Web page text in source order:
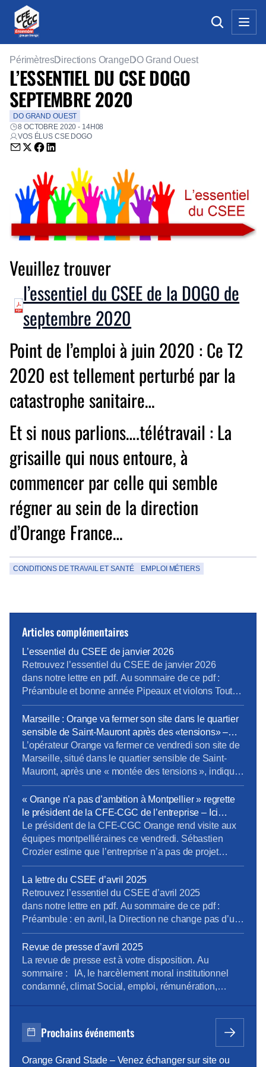
PérimètresDirections Orange DO Grand Ouest
L’ESSENTIEL DU CSE DOGO
SEPTEMBRE 2020
DO GRAND OUEST
8 OCTOBRE 2020 - 14H08
VOS ÉLUS CSE DOGO
Envoyer par email (nouvelle fenêtre)
Partager sur Twitter (nouvelle fenêtre)
Partager sur Facebook (nouvelle fenêtre)
Partager sur LinkedIn (nouvelle fenêtre)
Veuillez trouver
l’essentiel du CSEE de la DOGO de
septembre 2020
Point de l’emploi à juin 2020 : Ce T2
2020 est tellement perturbé par la
catastrophe sanitaire…
Et si nous parlions….télétravail : La
grisaille qui nous entoure, à
commencer par celle qui semble
régner au sein de la direction
d’Orange France…
CONDITIONS DE TRAVAIL ET SANTÉ EMPLOI MÉTIERS
Articles complémentaires
L’essentiel du CSEE de janvier 2026
Retrouvez l’essentiel du CSEE de janvier 2026
dans notre lettre en pdf. Au sommaire de ce pdf :
Préambule et bonne année Pipeaux et violons Tout
va bien madame la marquise Cro-Magnon et
Neandertal Prochain CSEE pour vos élus du 24 au
26 mars.
Marseille : Orange va fermer son site dans le quartier
sensible de Saint-Mauront après des «tensions» –
Europe 1
L’opérateur Orange va fermer ce vendredi son site de
Marseille, situé dans le quartier sensible de Saint-
Mauront, après une « montée des tensions », indique
la direction régionale du groupe. Environ 1.000
personnes travaillent dans ces locaux de la cité
phocéenne. L’entreprise attend « un retour à une
situation apaisée dans le quartier ». […]Les salariés
ont dû être […]
« Orange n’a pas d’ambition à Montpellier » regrette
le président de la CFE-CGC de l’entreprise – Ici
l’Herault
Le président de la CFE-CGC Orange rend visite aux
équipes montpelliéraines ce vendredi. Sébastien
Crozier estime que l’entreprise n’a pas de projet
ambitieux dans la métropole et que les salariés se
sentent oubliés. Sébastien Crozier, président national
de la CFE-CGC Orange est dans l’Hérault ce
vendredi pour rencontrer les 1.500 salariés qui
travaillent à Montpellier. […]
La lettre du CSEE d’avril 2025
Retrouvez l’essentiel du CSEE d’avril 2025
dans notre lettre en pdf. Au sommaire de ce pdf :
Préambule : en avril, la Direction ne change pas d’un
fil. La tension en 2500 pages (enquête du CNPS) Les
médecins alertent …Encore ! (rapport des médecins
du travail) A Caen, un inventaire à la Prévert Atalante
: où sont les […]
Revue de presse d’avril 2025
La revue de presse est à votre disposition. Au
sommaire : IA, le harcèlement moral institutionnel
condamné, climat Social, emploi, rémunération,
s’abonner Vous pouvez lire les articles au fil de leur
publication en rubrique Revue de presse, mais aussi
Prochains événements
Orange Grand Stade – Venez échanger sur site ou